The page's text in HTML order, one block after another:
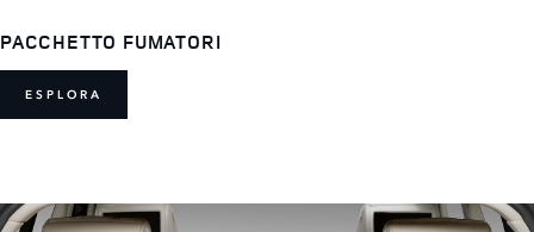
PACCHETTO FUMATORI
ESPLORA